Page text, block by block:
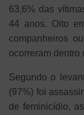
63,6% das
44 anos. Oito
companheiros
ocorreram dentro
Segundo o
(97%) foi
de feminicídio,